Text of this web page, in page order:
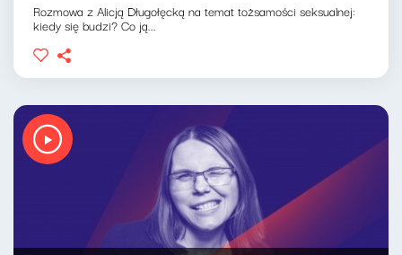
Rozmowa z Alicją Długołęcką na temat tożsamości seksualnej:
kiedy się budzi? Co ją...